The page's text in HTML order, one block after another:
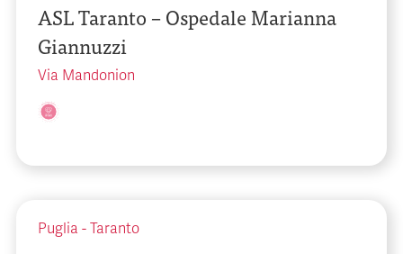
ASL Taranto – Ospedale Marianna
Giannuzzi
Via Mandonion
Puglia - Taranto